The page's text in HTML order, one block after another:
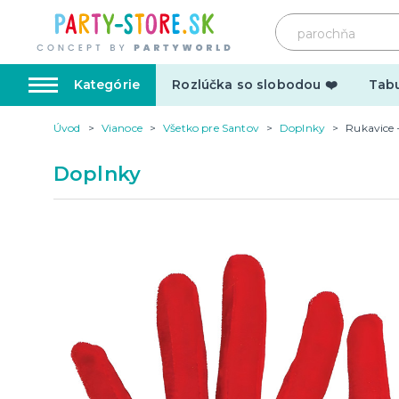
Kategórie Rozlúčka so slobodou ❤️
Vtipné
Narodeninové
Pre členov rodiny
Párty
Šerpy
Párty
Úvod Vianoce Všetko pre Santov Doplnky Rukavice
Doplnky